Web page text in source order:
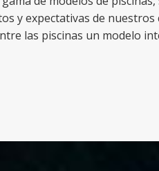
y expectativas de nuestros
las piscinas un modelo